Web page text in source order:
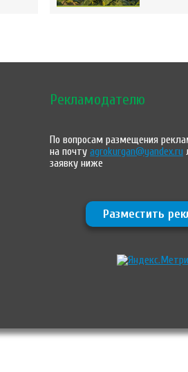
Рекламодателю
По вопросам размещения
на почтуagrokurgan@yandex.ru
заявку ниже
Разместить